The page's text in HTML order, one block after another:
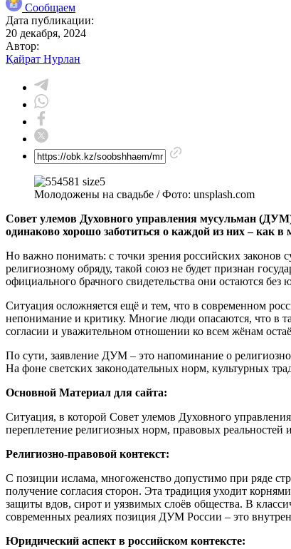
Сообщаем
Дата публикации:
20 декабря, 2024
Автор:
Қайрат Нурлан
Молодожены на свадьбе / Фото: unsplash.com
Совет улемов Духовного управления мусульман
одинаково хорошо заботиться о каждой из них – как
Но важно понимать: с точки зрения российских законов
религиозному обряду, такой союз не будет признан
официального брачного свидетельства они остаются без
Ситуация осложняется ещё и тем, что в современном
непонимание и критику. Многие люди опасаются, что в
согласии и уважительном отношении ко всем жёнам
По сути, заявление ДУМ – это напоминание о
На фоне светских законодательных норм, культурных
Основной Материал для сайта:
Ситуация, в которой Совет улемов Духовного
переплетение религиозных норм, правовых реальностей
Религиозно-правовой контекст:
С позиции ислама, многоженство допустимо при ряде
получение согласия сторон. Эта традиция уходит
защиты вдов, сирот и уязвимых слоёв общества. В
современных реалиях позиция ДУМ России – это
Юридический аспект в российском контексте: